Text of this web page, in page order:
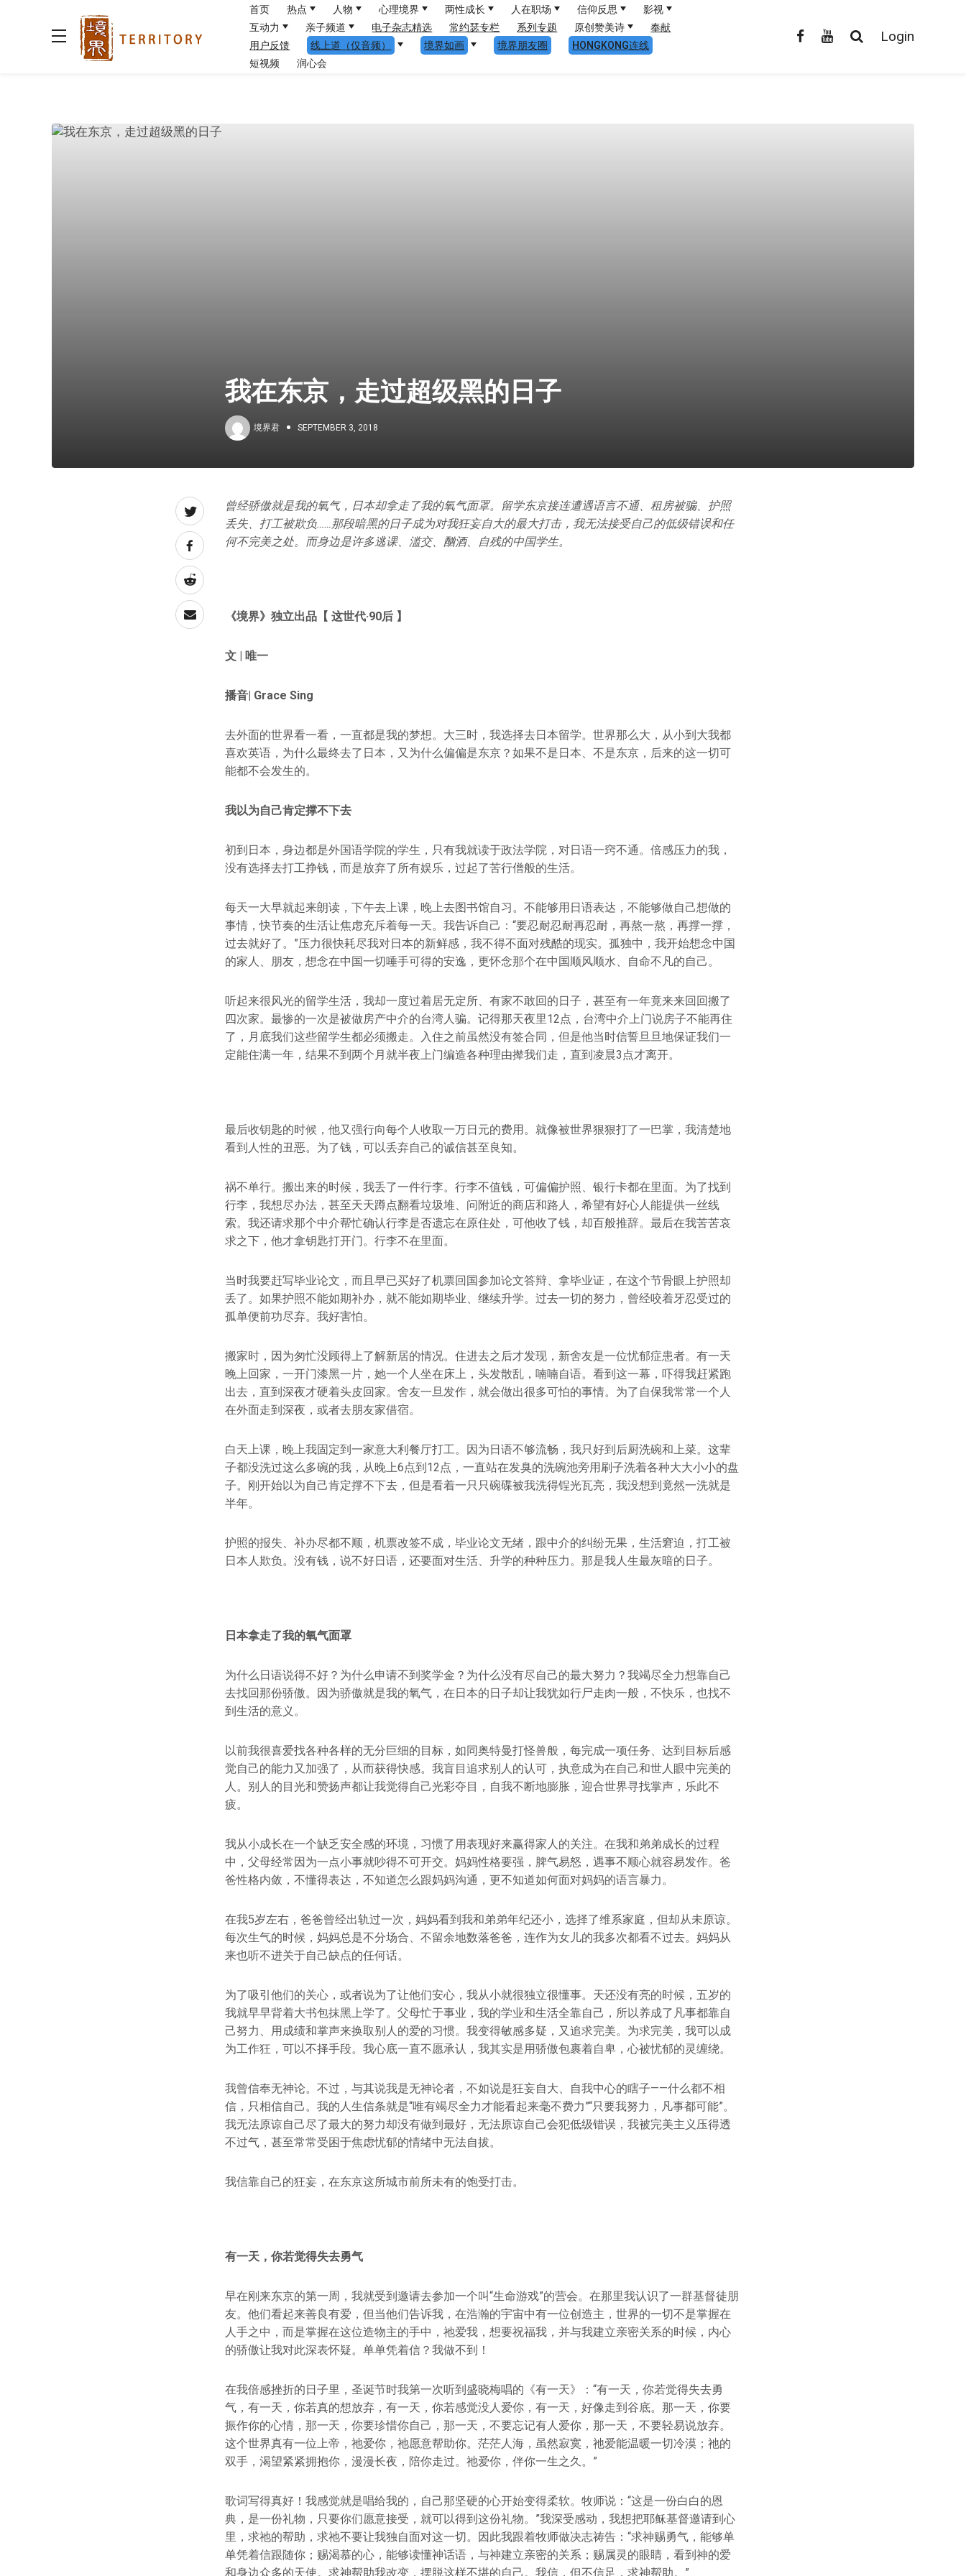
首页 热点 人物 心理境界 两性成长 人在职场 信仰反思
影视
互动力
亲子频道 电子杂志精选 常约瑟专栏 系列专题 原创赞美诗
奉献
用户反馈
线上道（仅音频） 境界如画 境界朋友圈
HONGKONG连线
短视频
润心会
Login
我在东京，走过超级黑的日子
境界君 SEPTEMBER 3, 2018
曾经骄傲就是我的氧气，日本却拿走了我的氧气面罩。留学东京接连遭遇语言不通、租房被骗、护照
丢失、打工被欺负……那段暗黑的日子成为对我狂妄自大的最大打击，我无法接受自己的低级错误和任
何不完美之处。而身边是许多逃课、滥交、酗酒、自残的中国学生。
《境界》 独立出品 【 这世代·90后 】
文 | 唯一
播音| Grace Sing
去外面的世界看一看，一直都是我的梦想。大三时，我选择去日本留学。世界那么大，从小到大我都
喜欢英语，为什么最终去了日本，又为什么偏偏是东京？如果不是日本、不是东京，后来的这一切可
能都不会发生的。
我以为自己肯定撑不下去
初到日本，身边都是外国语学院的学生，只有我就读于政法学院，对日语一窍不通。倍感压力的我，
没有选择去打工挣钱，而是放弃了所有娱乐，过起了苦行僧般的生活。
每天一大早就起来朗读，下午去上课，晚上去图书馆自习。不能够用日语表达，不能够做自己想做的
事情，快节奏的生活让焦虑充斥着每一天。我告诉自己：“要忍耐忍耐再忍耐，再熬一熬，再撑一撑，
过去就好了。”压力很快耗尽我对日本的新鲜感，我不得不面对残酷的现实。孤独中，我开始想念中国
的家人、朋友，想念在中国一切唾手可得的安逸，更怀念那个在中国顺风顺水、自命不凡的自己。
听起来很风光的留学生活，我却一度过着居无定所、有家不敢回的日子，甚至有一年竟来来回回搬了
四次家。最惨的一次是被做房产中介的台湾人骗。记得那天夜里12点，台湾中介上门说房子不能再住
了，月底我们这些留学生都必须搬走。入住之前虽然没有签合同，但是他当时信誓旦旦地保证我们一
定能住满一年，结果不到两个月就半夜上门编造各种理由撵我们走，直到凌晨3点才离开。
最后收钥匙的时候，他又强行向每个人收取一万日元的费用。就像被世界狠狠打了一巴掌，我清楚地
看到人性的丑恶。为了钱，可以丢弃自己的诚信甚至良知。
祸不单行。搬出来的时候，我丢了一件行李。行李不值钱，可偏偏护照、银行卡都在里面。为了找到
行李，我想尽办法，甚至天天蹲点翻看垃圾堆、问附近的商店和路人，希望有好心人能提供一丝线
索。我还请求那个中介帮忙确认行李是否遗忘在原住处，可他收了钱，却百般推辞。最后在我苦苦哀
求之下，他才拿钥匙打开门。行李不在里面。
当时我要赶写毕业论文，而且早已买好了机票回国参加论文答辩、拿毕业证，在这个节骨眼上护照却
丢了。如果护照不能如期补办，就不能如期毕业、继续升学。过去一切的努力，曾经咬着牙忍受过的
孤单便前功尽弃。我好害怕。
搬家时，因为匆忙没顾得上了解新居的情况。住进去之后才发现，新舍友是一位忧郁症患者。有一天
晚上回家，一开门漆黑一片，她一个人坐在床上，头发散乱，喃喃自语。看到这一幕，吓得我赶紧跑
出去，直到深夜才硬着头皮回家。舍友一旦发作，就会做出很多可怕的事情。为了自保我常常一个人
在外面走到深夜，或者去朋友家借宿。
白天上课，晚上我固定到一家意大利餐厅打工。因为日语不够流畅，我只好到后厨洗碗和上菜。这辈
子都没洗过这么多碗的我，从晚上6点到12点，一直站在发臭的洗碗池旁用刷子洗着各种大大小小的盘
子。刚开始以为自己肯定撑不下去，但是看着一只只碗碟被我洗得锃光瓦亮，我没想到竟然一洗就是
半年。
护照的报失、补办尽都不顺，机票改签不成，毕业论文无绪，跟中介的纠纷无果，生活窘迫，打工被
日本人欺负。没有钱，说不好日语，还要面对生活、升学的种种压力。那是我人生最灰暗的日子。
日本拿走了我的氧气面罩
为什么日语说得不好？为什么申请不到奖学金？为什么没有尽自己的最大努力？我竭尽全力想靠自己
去找回那份骄傲。因为骄傲就是我的氧气，在日本的日子却让我犹如行尸走肉一般，不快乐，也找不
到生活的意义。
以前我很喜爱找各种各样的无分巨细的目标，如同奥特曼打怪兽般，每完成一项任务、达到目标后感
觉自己的能力又加强了，从而获得快感。我盲目追求别人的认可，执意成为在自己和世人眼中完美的
人。别人的目光和赞扬声都让我觉得自己光彩夺目，自我不断地膨胀，迎合世界寻找掌声，乐此不
疲。
我从小成长在一个缺乏安全感的环境，习惯了用表现好来赢得家人的关注。在我和弟弟成长的过程
中，父母经常因为一点小事就吵得不可开交。妈妈性格要强，脾气易怒，遇事不顺心就容易发作。爸
爸性格内敛，不懂得表达，不知道怎么跟妈妈沟通，更不知道如何面对妈妈的语言暴力。
在我5岁左右，爸爸曾经出轨过一次，妈妈看到我和弟弟年纪还小，选择了维系家庭，但却从未原谅。
每次生气的时候，妈妈总是不分场合、不留余地数落爸爸，连作为女儿的我多次都看不过去。妈妈从
来也听不进关于自己缺点的任何话。
为了吸引他们的关心，或者说为了让他们安心，我从小就很独立很懂事。天还没有亮的时候，五岁的
我就早早背着大书包抹黑上学了。父母忙于事业，我的学业和生活全靠自己，所以养成了凡事都靠自
己努力、用成绩和掌声来换取别人的爱的习惯。我变得敏感多疑，又追求完美。为求完美，我可以成
为工作狂，可以不择手段。我心底一直不愿承认，我其实是用骄傲包裹着自卑，心被忧郁的灵缠绕。
我曾信奉无神论。不过，与其说我是无神论者，不如说是狂妄自大、自我中心的瞎子——什么都不相
信，只相信自己。我的人生信条就是“唯有竭尽全力才能看起来毫不费力”“只要我努力，凡事都可能”。
我无法原谅自己尽了最大的努力却没有做到最好，无法原谅自己会犯低级错误，我被完美主义压得透
不过气，甚至常常受困于焦虑忧郁的情绪中无法自拔。
我信靠自己的狂妄，在东京这所城市前所未有的饱受打击。
有一天，你若觉得失去勇气
早在刚来东京的第一周，我就受到邀请去参加一个叫“生命游戏”的营会。在那里我认识了一群基督徒朋
友。他们看起来善良有爱，但当他们告诉我，在浩瀚的宇宙中有一位创造主，世界的一切不是掌握在
人手之中，而是掌握在这位造物主的手中，祂爱我，想要祝福我，并与我建立亲密关系的时候，内心
的骄傲让我对此深表怀疑。单单凭着信？我做不到！
在我倍感挫折的日子里，圣诞节时我第一次听到盛晓梅唱的《有一天》：“有一天，你若觉得失去勇
气，有一天，你若真的想放弃，有一天，你若感觉没人爱你，有一天，好像走到谷底。那一天，你要
振作你的心情，那一天，你要珍惜你自己，那一天，不要忘记有人爱你，那一天，不要轻易说放弃。
这个世界真有一位上帝，祂爱你，祂愿意帮助你。茫茫人海，虽然寂寞，祂爱能温暖一切冷漠；祂的
双手，渴望紧紧拥抱你，漫漫长夜，陪你走过。祂爱你，伴你一生之久。”
歌词写得真好！我感觉就是唱给我的，自己那坚硬的心开始变得柔软。牧师说：“这是一份白白的恩
典，是一份礼物，只要你们愿意接受，就可以得到这份礼物。”我深受感动，我想把耶稣基督邀请到心
里，求祂的帮助，求祂不要让我独自面对这一切。因此我跟着牧师做决志祷告：“求神赐勇气，能够单
单凭着信跟随你；赐渴慕的心，能够读懂神话语，与神建立亲密的关系；赐属灵的眼睛，看到神的爱
和身边众多的天使。求神帮助我改变，摆脱这样不堪的自己。我信，但不信足，求神帮助。”